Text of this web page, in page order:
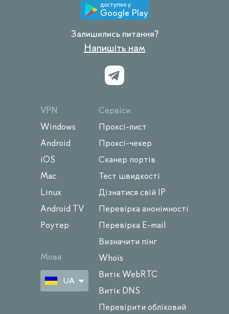
доступно у
Google Play
Залишились питання?
Напишіть нам
VPN
Windows
Android
iOS
Mac
Linux
Android TV
Роутер
Мова
UA
Сервіси
Проксі-лист
Проксі-чекер
Сканер портів
Тест швидкості
Дізнатися свій IP
Перевірка анонімності
Перевірка E-mail
Визначити пінг
Whois
Витік WebRTC
Витік DNS
Перевірити обліковий